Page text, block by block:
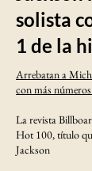
solista
1 de la
Arrebatan a
con más
La revista
Hot 100, título
Jackson